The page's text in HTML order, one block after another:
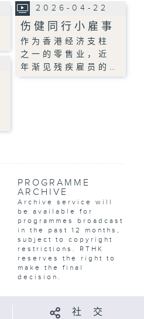
2026-04-22
伤健同行小雇事
作为香港经济支柱
之一的零售业，近
年渐见残疾雇员的…
PROGRAMME
ARCHIVE
Archive service will
be available for
programmes broadcast
in the past 12 months,
subject to copyright
restrictions. RTHK
reserves the right to
make the final
decision.
社 交